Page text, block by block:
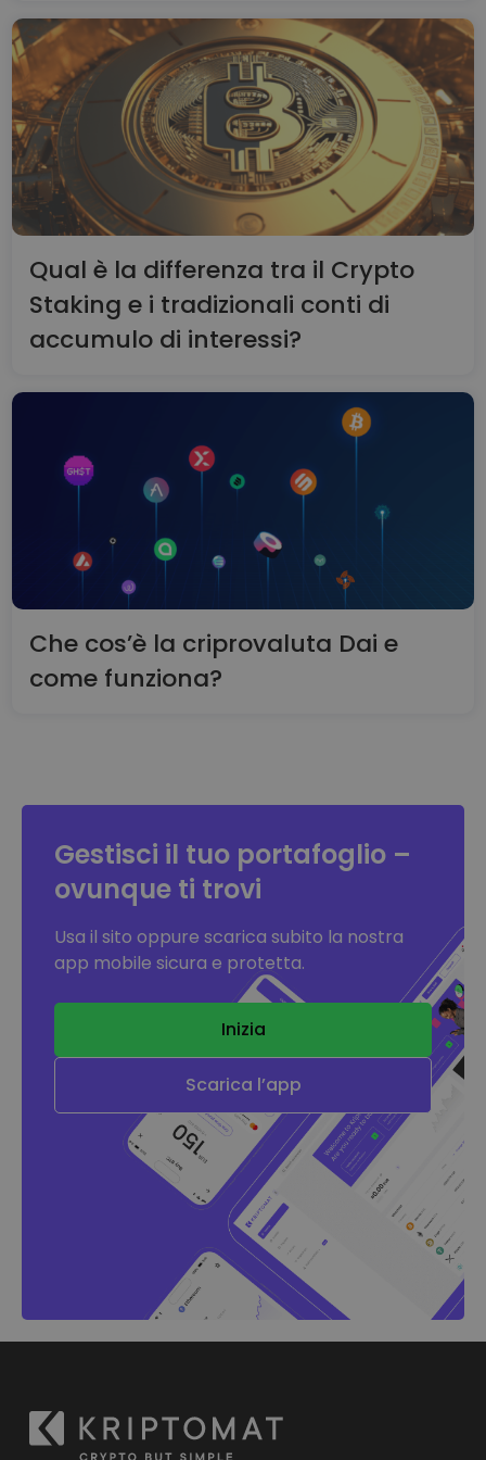
Qual è la differenza tra il Crypto
Staking e i tradizionali conti di
accumulo di interessi?
Che cos’è la criprovaluta Dai e
come funziona?
Gestisci il tuo portafoglio –
ovunque ti trovi
Usa il sito oppure scarica subito la nostra
app mobile sicura e protetta.
Inizia
Scarica l’app